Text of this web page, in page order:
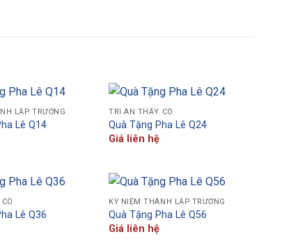
LẬP TRƯỜNG
Lê Q14
TRI ÂN THẦY CÔ
Quà Tặng Pha Lê Q24
Giá liên hệ
Lê Q36
KỶ NIỆM THÀNH LẬP TRƯỜNG
Quà Tặng Pha Lê Q56
Giá liên hệ